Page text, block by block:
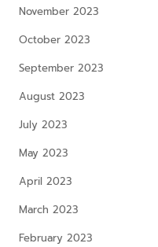
November 2023
October 2023
September 2023
August 2023
July 2023
May 2023
April 2023
March 2023
February 2023